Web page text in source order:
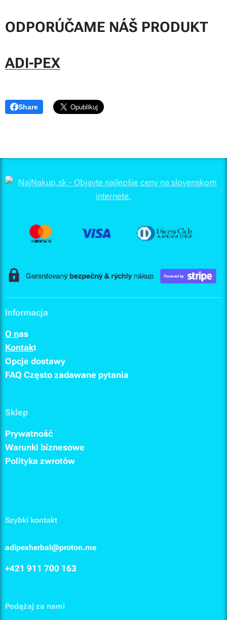
ODPORÚČAME NÁŠ PRODUKT
ADI-PEX
Share
Informacja
O nas
Kontakt
Opcje dostawy
FAQ Często zadawane pytania
Sklep
Prywatność
Warunki biznesowe
Polityka zwrotów
Szybki kontakt
adipexherbal@proton.me
+421 911 700 163
Podążaj za nami